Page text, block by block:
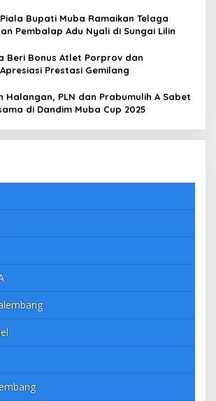
Bupati Muba Ramaikan Telaga
Pembalap Adu Nyali di Sungai Lilin
Beri Bonus Atlet Porprov dan
Prestasi Gemilang
Halangan, PLN dan Prabumulih A Sabet
di Dandim Muba Cup 2025